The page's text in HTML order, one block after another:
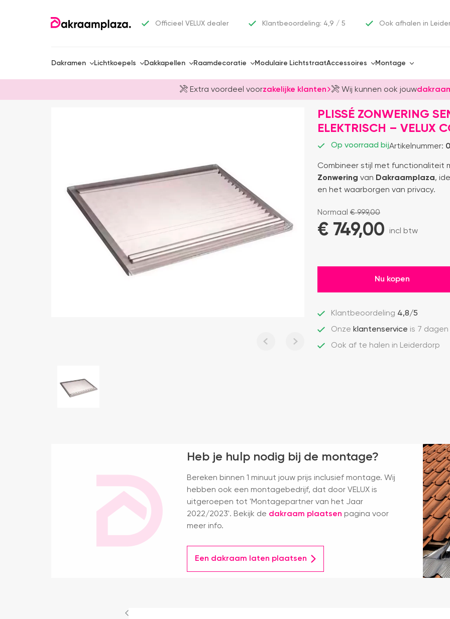
Officieel VELUX dealer Klantbeoordeling: 4,9 / 5 Ook afhalen in
Dakramen Lichtkoepels Dakkapellen Raamdecoratie Modulaire LichtstraatAccessoires Montage
Extra voordeel voorzakelijke klanten Wij kunnen ook jouw
PLISSÉ ZONWERING
ELEKTRISCH – VELUX
Op voorraad bijArtikelnummer:
Combineer stijl met functionaliteit
Zonwering van Dakraamplaza,
en het waarborgen van privacy.
Normaal €999,00
€ 749,00 incl btw
Nu kopen
Klantbeoordeling 4,8/5
Onze klantenservice is 7
Ook af te halen in Leiderdorp
Heb je hulp nodig bij de montage?
Bereken binnen 1 minuut jouw prijs inclusief montage. Wij
hebben ook een montagebedrijf, dat door VELUX is
uitgeroepen tot 'Montagepartner van het Jaar
2022/2023'. Bekijk de dakraam plaatsen pagina voor
meer info.
Een dakraam laten plaatsen